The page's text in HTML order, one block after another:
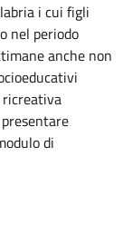
i cui figli
nel periodo
anche non
di